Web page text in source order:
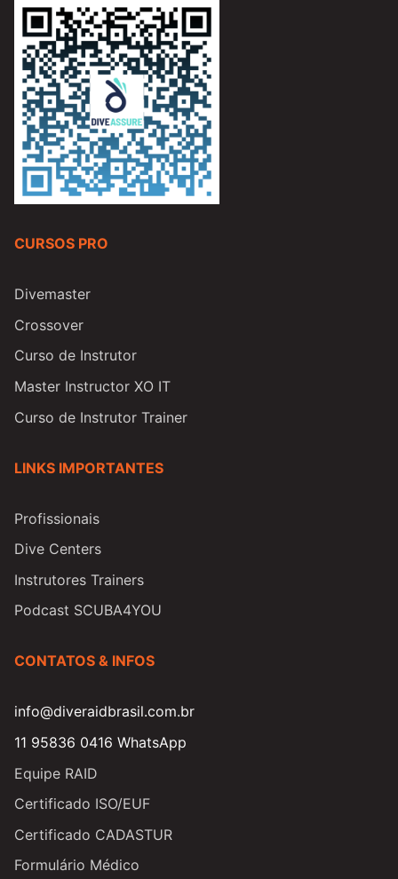
CURSOS PRO
Divemaster
Crossover
Curso de Instrutor
Master Instructor XO IT
Curso de Instrutor Trainer
LINKS IMPORTANTES
Profissionais
Dive Centers
Instrutores Trainers
Podcast SCUBA4YOU
CONTATOS & INFOS
info@diveraidbrasil.com.br
11 95836 0416 WhatsApp
Equipe RAID
Certificado ISO/EUF
Certificado CADASTUR
Formulário Médico